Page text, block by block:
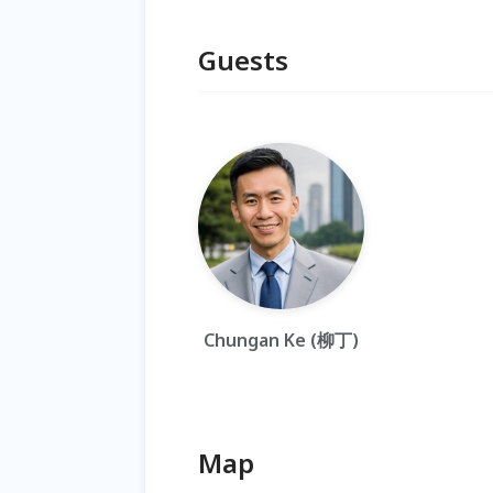
Guests
Chungan Ke (柳丁)
Map